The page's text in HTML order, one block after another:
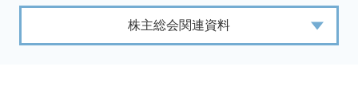
株主総会関連資料